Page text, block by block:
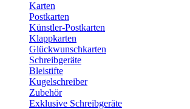
Karten
Postkarten
Künstler-Postkarten
Klappkarten
Glückwunschkarten
Schreibgeräte
Bleistifte
Kugelschreiber
Zubehör
Exklusive Schreibgeräte